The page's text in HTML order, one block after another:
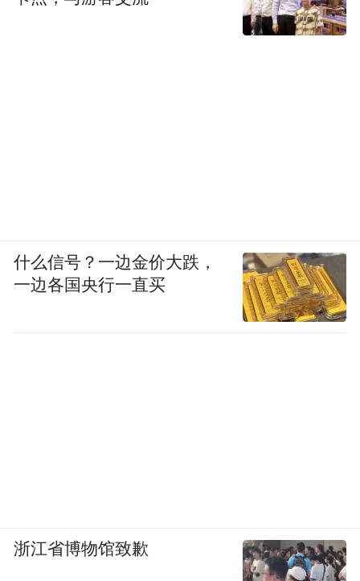
什么信号？一边金价大跌，
一边各国央行一直买
浙江省博物馆致歉